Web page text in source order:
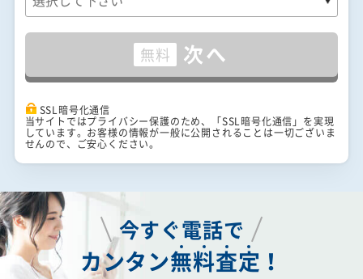
無料 次へ
SSL暗号化通信
当サイトではプライバシー保護のため、「SSL暗号化通信」を実現
しています。お客様の情報が一般に公開されることは一切ございま
せんので、ご安心ください。
今すぐ電話で
カンタン無料査定 ！